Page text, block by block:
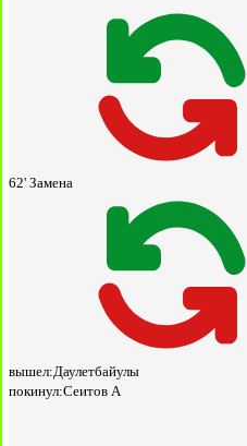
62' Замена
вышел:Даулетбайулы
покинул:Сеитов А